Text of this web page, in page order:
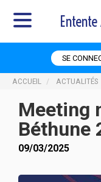
SE
ACCUEIL ACTUALITÉS
Meeting
Béthune
09/03/2025